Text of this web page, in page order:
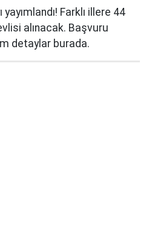
Farklı illere 44
alınacak. Başvuru
detaylar burada.